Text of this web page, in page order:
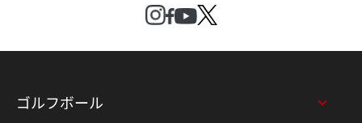
ゴルフボール